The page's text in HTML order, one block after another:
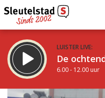
LUISTER LIVE:
De
6.00 - 12.00 uur
STRAKS: